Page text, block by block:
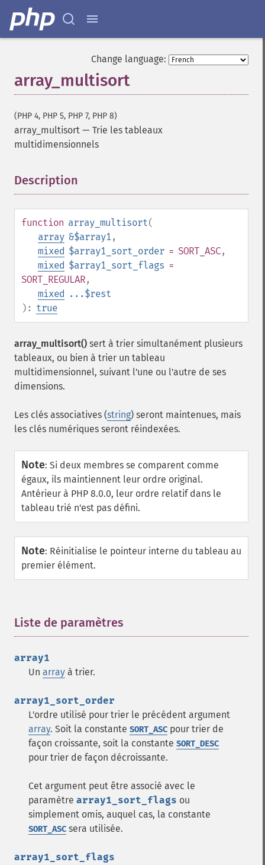
Change language:
array_multisort
(PHP 4, PHP 5, PHP 7, PHP 8)
array_multisort — Trie les tableaux
multidimensionnels
Description
function array_multisort(
array &$array1,
mixed $array1_sort_order = SORT_ASC,
mixed $array1_sort_flags =
SORT_REGULAR,
mixed ...$rest
): true
array_multisort() sert à trier simultanément plusieurs
tableaux, ou bien à trier un tableau
multidimensionnel, suivant l'une ou l'autre de ses
dimensions.
Les clés associatives (string) seront maintenues, mais
les clés numériques seront réindexées.
Note: Si deux membres se comparent comme
égaux, ils maintiennent leur ordre original.
Antérieur à PHP 8.0.0, leur ordre relatif dans le
tableau trié n'est pas défini.
Note: Réinitialise le pointeur interne du tableau au
premier élément.
Liste de paramètres
array1
Un array à trier.
array1_sort_order
L'ordre utilisé pour trier le précédent argument
array. Soit la constante SORT_ASC pour trier de
façon croissante, soit la constante SORT_DESC
pour trier de façon décroissante.
Cet argument peut être associé avec le
paramètre array1_sort_flags ou
simplement omis, auquel cas, la constante
SORT_ASC sera utilisée.
array1_sort_flags